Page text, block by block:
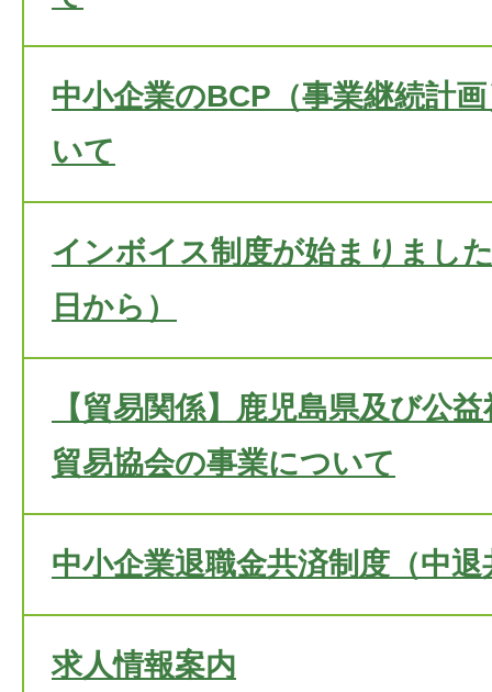
中小企業のBCP（事業継続計
いて
インボイス制度が始まりまし
日から）
【貿易関係】鹿児島県及び公
貿易協会の事業について
中小企業退職金共済制度（中退
求人情報案内